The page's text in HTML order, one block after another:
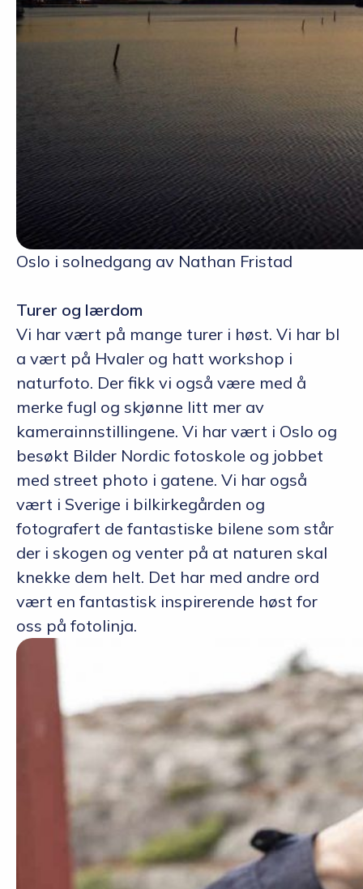
Oslo i solnedgang av Nathan Fristad
Turer og lærdom
Vi har vært på mange turer i høst. Vi har bl
a vært på Hvaler og hatt workshop i
naturfoto. Der fikk vi også være med å
merke fugl og skjønne litt mer av
kamerainnstillingene. Vi har vært i Oslo og
besøkt Bilder Nordic fotoskole og jobbet
med street photo i gatene. Vi har også
vært i Sverige i bilkirkegården og
fotografert de fantastiske bilene som står
der i skogen og venter på at naturen skal
knekke dem helt. Det har med andre ord
vært en fantastisk inspirerende høst for
oss på fotolinja.